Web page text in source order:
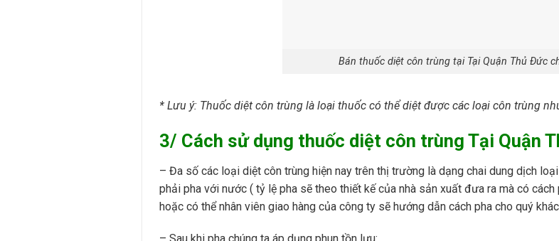
Bán thuốc diệt côn trùng tại Tại Quận Thủ Đức
* Lưu ý: Thuốc diệt côn trùng là loại thuốc có thể diệt được các loại côn trùng
3/ Cách sử dụng thuốc diệt côn trùng Tại Quận
– Đa số các loại diệt côn trùng hiện nay trên thị trường là dạng chai dung dịch
phải pha với nước ( tỷ lệ pha sẽ theo thiết kế của nhà sản xuất đưa ra mà có
hoặc có thể nhân viên giao hàng của công ty sẽ hướng dẫn cách pha cho quý